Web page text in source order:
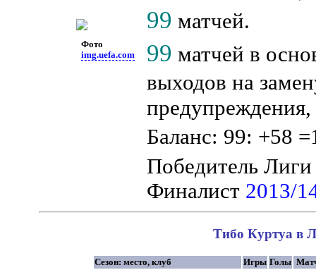
Фото
img.uefa.com
99 матчей.
99 матчей в
выходов на
предупреждения,
Баланс: 99: +58
Победитель
Финалист 2013/
Тибо Куртуа в
Сезон: место, клуб Игры Голы